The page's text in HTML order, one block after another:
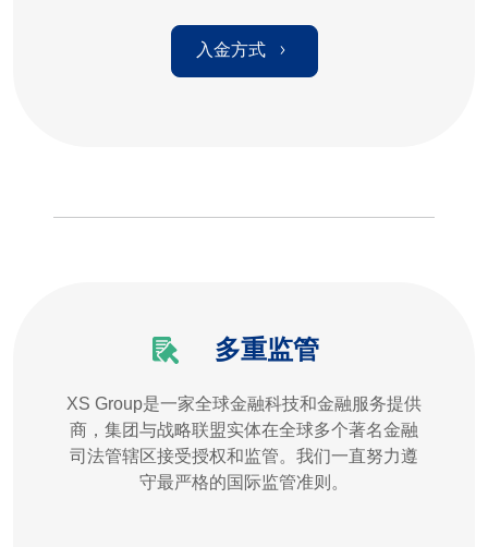
入金方式
多重监管
XS Group是一家全球金融科技和金融服务提供
商，集团与战略联盟实体在全球多个著名金融
司法管辖区接受授权和监管。我们一直努力遵
守最严格的国际监管准则。